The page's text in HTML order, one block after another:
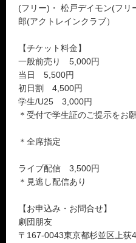
(フリー)・ 松戸デイモン(フリ
郎(アクトレインクラブ）
【チケット料金】
一般前売り 5,000円
当日 5,500円
初日割 4,500円
学生/U25 3,000円
＊受付で学生証のご提示をお
＊全席指定
ライブ配信 3,500円
＊見逃し配信あり
【お申込み・お問合せ】
劇団朋友
〒167-0043東京都杉並区上荻